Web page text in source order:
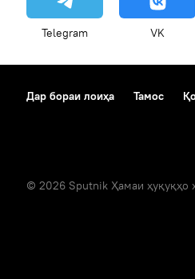
Telegram VK
Дар бораи лоиҳа Тамос
© 2026 Sputnik Ҳамаи ҳуқуқҳо